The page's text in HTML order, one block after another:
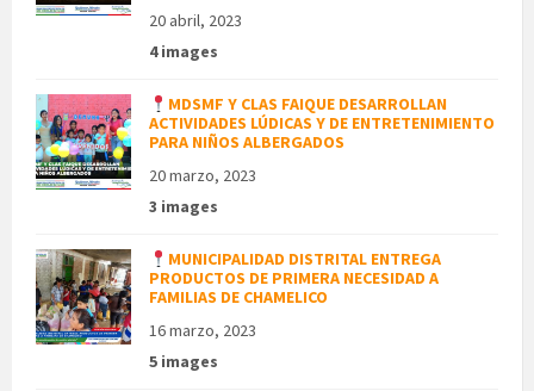
20 abril, 2023
4 images
MDSMF Y CLAS FAIQUE DESARROLLAN
ACTIVIDADES LÚDICAS Y DE ENTRETENIMIENTO
PARA NIÑOS ALBERGADOS
20 marzo, 2023
3 images
MUNICIPALIDAD DISTRITAL ENTREGA
PRODUCTOS DE PRIMERA NECESIDAD A
FAMILIAS DE CHAMELICO
16 marzo, 2023
5 images